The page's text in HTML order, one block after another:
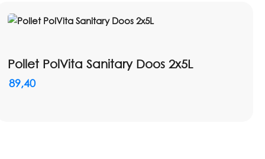
Pollet PolVita Sanitary Doos 2x5L
89,40